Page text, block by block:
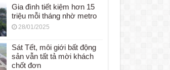
Gia đình tiết kiệm hơn 15
triệu mỗi tháng nhờ metro
28/01/2025
Sát Tết, môi giới bất động
sản vẫn tất tả mời khách
chốt đơn